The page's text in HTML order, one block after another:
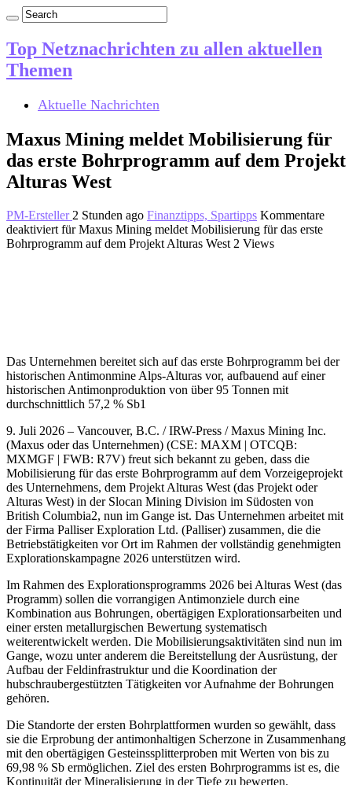
Top Netznachrichten zu allen aktuellen
Themen
Aktuelle Nachrichten
Maxus Mining meldet Mobilisierung für
das erste Bohrprogramm auf dem Projekt
Alturas West
PM-Ersteller 2 Stunden ago Finanztipps, Spartipps Kommentare
deaktiviert für Maxus Mining meldet Mobilisierung für das erste
Bohrprogramm auf dem Projekt Alturas West 2 Views
Das Unternehmen bereitet sich auf das erste Bohrprogramm bei der
historischen Antimonmine Alps-Alturas vor, aufbauend auf einer
historischen Antimonproduktion von über 95 Tonnen mit
durchschnittlich 57,2 % Sb1
9. Juli 2026 – Vancouver, B.C. / IRW-Press / Maxus Mining Inc.
(Maxus oder das Unternehmen) (CSE: MAXM | OTCQB:
MXMGF | FWB: R7V) freut sich bekannt zu geben, dass die
Mobilisierung für das erste Bohrprogramm auf dem Vorzeigeprojekt
des Unternehmens, dem Projekt Alturas West (das Projekt oder
Alturas West) in der Slocan Mining Division im Südosten von
British Columbia2, nun im Gange ist. Das Unternehmen arbeitet mit
der Firma Palliser Exploration Ltd. (Palliser) zusammen, die die
Betriebstätigkeiten vor Ort im Rahmen der vollständig genehmigten
Explorationskampagne 2026 unterstützen wird.
Im Rahmen des Explorationsprogramms 2026 bei Alturas West (das
Programm) sollen die vorrangigen Antimonziele durch eine
Kombination aus Bohrungen, obertägigen Explorationsarbeiten und
einer ersten metallurgischen Bewertung systematisch
weiterentwickelt werden. Die Mobilisierungsaktivitäten sind nun im
Gange, wozu unter anderem die Bereitstellung der Ausrüstung, der
Aufbau der Feldinfrastruktur und die Koordination der
hubschraubergestützten Tätigkeiten vor Aufnahme der Bohrungen
gehören.
Die Standorte der ersten Bohrplattformen wurden so gewählt, dass
sie die Erprobung der antimonhaltigen Scherzone in Zusammenhang
mit den obertägigen Gesteinssplitterproben mit Werten von bis zu
69,98 % Sb ermöglichen. Ziel des ersten Bohrprogramms ist es, die
Kontinuität der Mineralisierung in der Tiefe zu bewerten.